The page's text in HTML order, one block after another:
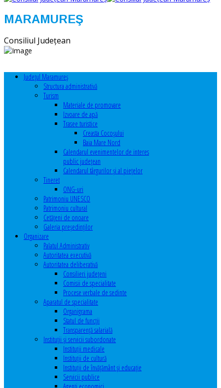
MARAMUREŞ
Consiliul Judeţean
Judeţul Maramureş
Structura administrativă
Turism
Materiale de promovare
Izvoare de apă
Trasee turistice
Creasta Cocoșului
Baia Mare Nord
Calendarul evenimentelor de interes
public judeţean
Calendarul târgurilor şi al pieţelor
Tineret
ONG-uri
Patrimoniu UNESCO
Patrimoniu cultural
Cetăţeni de onoare
Galeria președinților
Organizare
Palatul Administrativ
Autoritatea executivă
Autoritatea deliberativă
Consilieri judeţeni
Comisii de specialitate
Procese verbale de sedinte
Aparatul de specialitate
Organigrama
Statul de funcții
Transparență salarială
Instituţii şi servicii subordonate
Instituţii medicale
Instituţii de cultură
Instituţii de învăţământ şi educaţie
Servicii publice